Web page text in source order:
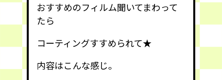
おすすめのフィルム聞いてまわって
たら
コーティングすすめられて★
内容はこんな感じ。